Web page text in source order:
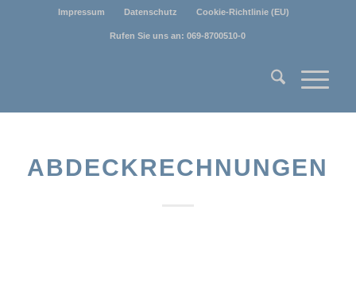
Impressum Datenschutz Cookie-Richtlinie (EU)
Rufen Sie uns an: 069-8700510-0
ABDECKRECHNUNGEN